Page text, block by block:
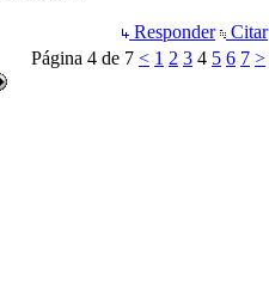
Responder
Citar
Página 4 de 7 < 1 2 3 4 5 6 7 >